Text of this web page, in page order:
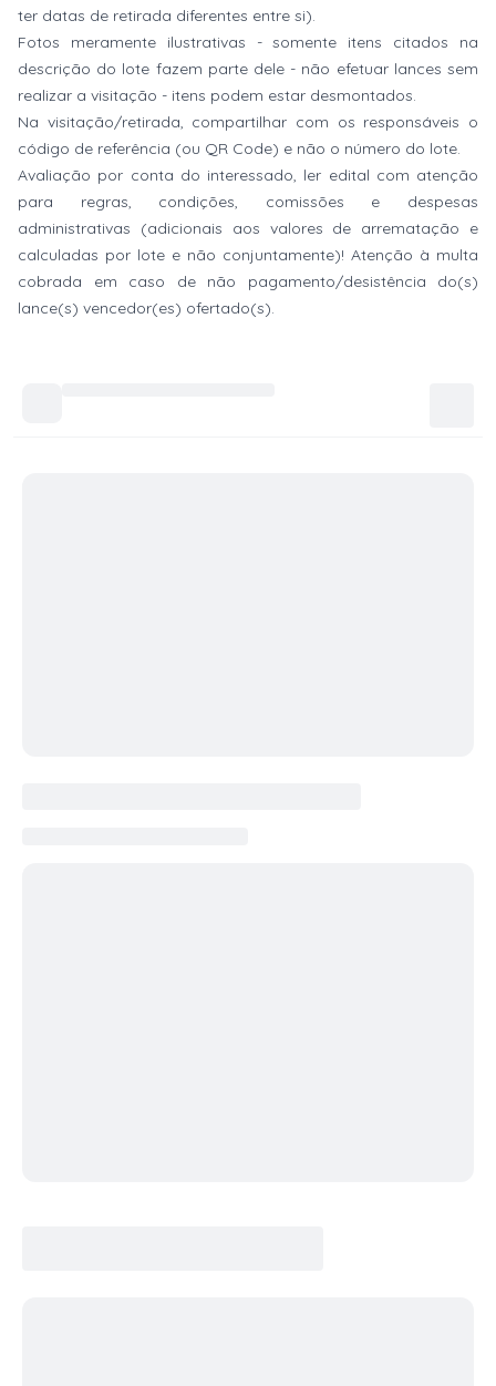
ter datas de retirada diferentes entre si).
Fotos meramente ilustrativas - somente itens citados na
descrição do lote fazem parte dele - não efetuar lances sem
realizar a visitação - itens podem estar desmontados.
Na visitação/retirada, compartilhar com os responsáveis o
código de referência (ou QR Code) e não o número do lote.
Avaliação por conta do interessado, ler edital com atenção
para regras, condições, comissões e despesas
administrativas (adicionais aos valores de arrematação e
calculadas por lote e não conjuntamente)! Atenção à multa
cobrada em caso de não pagamento/desistência do(s)
lance(s) vencedor(es) ofertado(s).